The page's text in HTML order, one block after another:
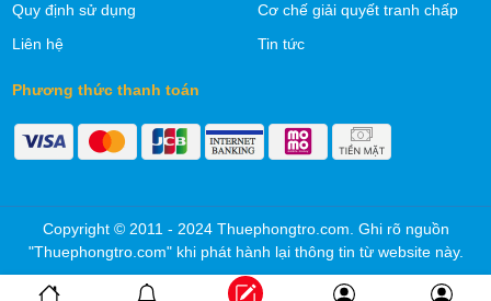
Quy định sử dụng
Liên hệ
Cơ chế giải quyết tranh chấp
Tin tức
Phương thức thanh toán
Copyright © 2011 - 2024 Thuephongtro.com. Ghi rõ nguồn
"Thuephongtro.com" khi phát hành lại thông tin từ website này.